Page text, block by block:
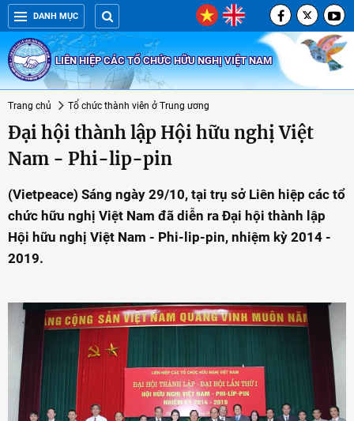
DANH MỤC
LIÊN HIỆP CÁC TỔ CHỨC HỮU NGHỊ VIỆT NAM
Trang chủ Tổ chức thành viên ở Trung ương
Đại hội thành lập Hội hữu nghị Việt
Nam - Phi-lip-pin
(Vietpeace) Sáng ngày 29/10, tại trụ sở Liên hiệp các tổ
chức hữu nghị Việt Nam đã diễn ra Đại hội thành lập
Hội hữu nghị Việt Nam - Phi-lip-pin, nhiệm kỳ 2014 -
2019.